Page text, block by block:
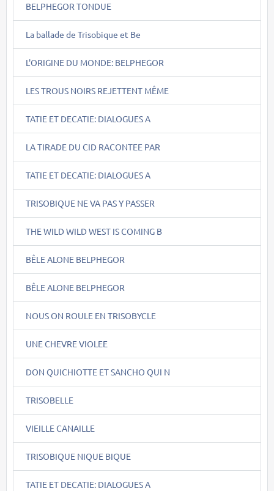
BELPHEGOR TONDUE
La ballade de Trisobique et Be
L'ORIGINE DU MONDE: BELPHEGOR
LES TROUS NOIRS REJETTENT MÊME
TATIE ET DECATIE: DIALOGUES A
LA TIRADE DU CID RACONTEE PAR
TATIE ET DECATIE: DIALOGUES A
TRISOBIQUE NE VA PAS Y PASSER
THE WILD WILD WEST IS COMING B
BÊLE ALONE BELPHEGOR
BÊLE ALONE BELPHEGOR
NOUS ON ROULE EN TRISOBYCLE
UNE CHEVRE VIOLEE
DON QUICHIOTTE ET SANCHO QUI N
TRISOBELLE
VIEILLE CANAILLE
TRISOBIQUE NIQUE BIQUE
TATIE ET DECATIE: DIALOGUES A